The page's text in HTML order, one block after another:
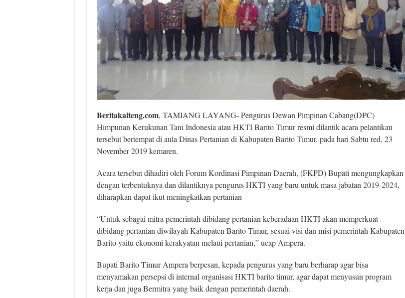
Beritakalteng.com, TAMIANG LAYANG- Pengurus Dewan Pimpinan Cabang(DPC)
Himpunan Kerukunan Tani Indonesia atau HKTI Barito Timur resmi dilantik acara pelantikan
tersebut bertempat di aula Dinas Pertanian di Kabupaten Barito Timur, pada hari Sabtu red, 23
November 2019 kemaren.
Acara tersebut dihadiri oleh Forum Kordinasi Pimpinan Daerah, (FKPD) Bupati mengungkapkan
dengan terbentuknya dan dilantiknya pengurus HKTI yang baru untuk masa jabatan2019-2024,
diharapkan dapat ikut meningkatkan pertanian
“Untuk sebagai mitra pemerintah dibidang pertanian keberadaan HKTI akan memperkuat
dibidang pertanian diwilayah Kabupaten Barito Timur, sesuai visi dan misi pemerintah Kabupaten
Barito yaitu ekonomi kerakyatan melaui pertanian,” ucap Ampera.
Bupati Barito Timur Ampera berpesan, kepada pengurus yang baru berharap agar bisa
menyamakan persepsi di internal organisasi HKTI barito timur, agar dapat menyusun program
kerja dan juga Bermitra yang baik dengan pemerintah daerah.